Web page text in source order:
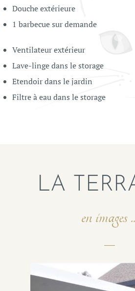
Douche extérieure
1 barbecue sur demande
Ventilateur extérieur
Lave-linge dans le storage
Etendoir dans le jardin
Filtre à eau dans le storage
LA
en images